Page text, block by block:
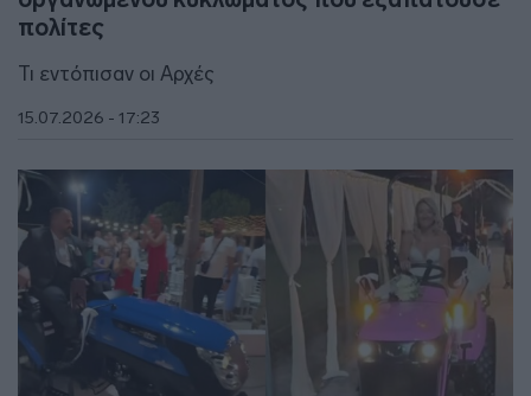
πολίτες
Τι εντόπισαν οι Αρχές
15.07.2026 - 17:23